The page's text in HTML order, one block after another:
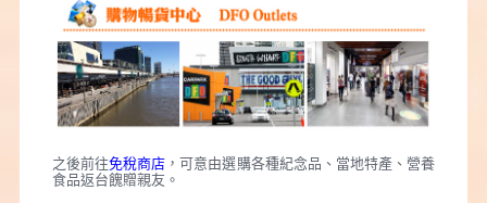
之後前往免稅商店 ，可意由選購各種紀念品、當地特產、營養
食品返台餽贈親友。